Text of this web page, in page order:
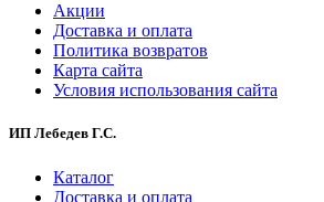
Акции
Доставка и оплата
Политика возвратов
Карта сайта
Условия использования сайта
ИП Лебедев Г.С.
Каталог
Доставка и оплата